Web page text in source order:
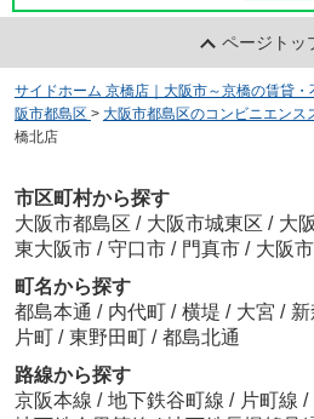
ページトッ
サイドホーム 京橋店｜大阪市～京橋の賃貸・
阪市都島区 > 大阪市都島区のコンビニエンス
橋北店
市区町村から探す
大阪市都島区 / 大阪市城東区 / 大
東大阪市 / 守口市 / 門真市 / 大阪
町名から探す
都島本通 / 内代町 / 横堤 / 大宮 / 新
片町 / 東野田町 / 都島北通
路線から探す
京阪本線 / 地下鉄谷町線 / 片町線 /